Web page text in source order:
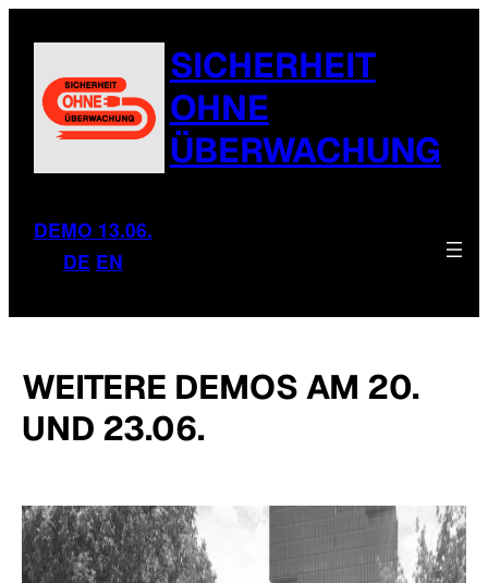
SICHERHEIT
OHNE
ÜBERWACHUNG
DEMO 13.06.
DE EN
WEITERE DEMOS AM 20.
UND 23.06.